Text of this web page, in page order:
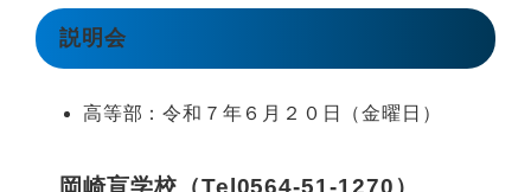
説明会
高等部：令和７年６月２０日（金曜日）​